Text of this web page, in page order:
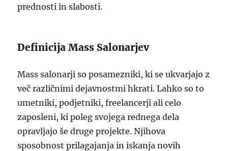
prednosti in slabosti.
Definicija Mass Salonarjev
Mass salonarji so posamezniki, ki se ukvarjajo z
več različnimi dejavnostmi hkrati. Lahko so to
umetniki, podjetniki, freelancerji ali celo
zaposleni, ki poleg svojega rednega dela
opravljajo še druge projekte. Njihova
sposobnost prilagajanja in iskanja novih